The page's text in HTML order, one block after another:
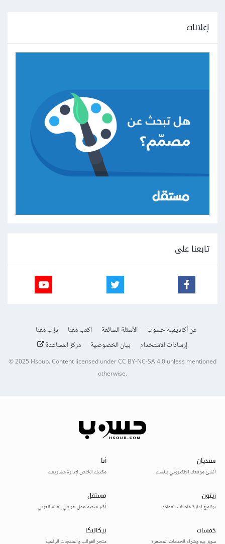
إعلانات
تابعنا على
عن أكاديمية حسوب الأسئلة الشائعة اكتب معنا
درّب معنا
إرشادات الاستخدام
بيان الخصوصية مركز المساعدة
© 2025Hsoub.Content licensed underCC BY-NC-SA 4.0unless mentioned
otherwise.